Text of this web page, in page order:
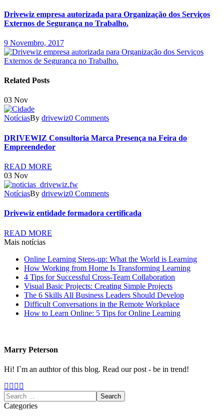
Drivewiz empresa autorizada para Organização dos Serviços
Externos de Segurança no Trabalho.
9 Novembro, 2017
Related Posts
03 Nov
NotíciasBy drivewiz0 Comments
DRIVEWIZ Consultoria Marca Presença na Feira do
Empreendedor
READ MORE
03 Nov
NotíciasBy drivewiz0 Comments
Drivewiz entidade formadora certificada
READ MORE
Mais notícias
Online Learning Steps-up: What the World is Learning
How Working from Home Is Transforming Learning
4 Tips for Successful Cross-Team Collaboration
Visual Basic Projects: Creating Simple Projects
The 6 Skills All Business Leaders Should Develop
Difficult Conversations in the Remote Workplace
How to Learn Online: 5 Tips for Online Learning
Marry Peterson
Hi! I`m an authtor of this blog. Read our post - be in trend!
Categories